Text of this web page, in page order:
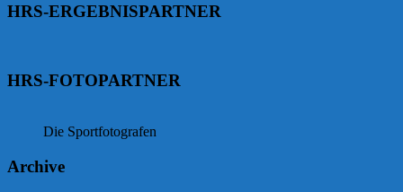
HRS-ERGEBNISPARTNER
HRS-FOTOPARTNER
Die Sportfotografen
Archive